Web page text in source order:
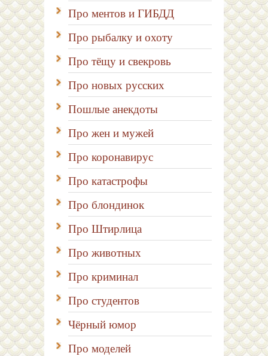
Про ментов и ГИБДД
Про рыбалку и охоту
Про тёщу и свекровь
Про новых русских
Пошлые анекдоты
Про жен и мужей
Про коронавирус
Про катастрофы
Про блондинок
Про Штирлица
Про животных
Про криминал
Про студентов
Чёрный юмор
Про моделей